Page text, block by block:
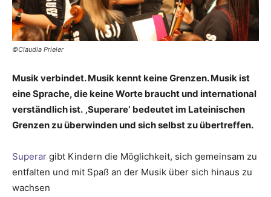
©Claudia Prieler
Musik verbindet. Musik kennt keine Grenzen. Musik ist
eine Sprache, die keine Worte braucht und international
verständlich ist. ‚Superare‘ bedeutet im Lateinischen
Grenzen zu überwinden und sich selbst zu übertreffen.
Superar gibt Kindern die Möglichkeit, sich gemeinsam zu
entfalten und mit Spaß an der Musik über sich hinaus zu
wachsen